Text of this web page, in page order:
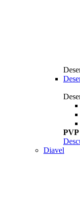
PVP
Diavel